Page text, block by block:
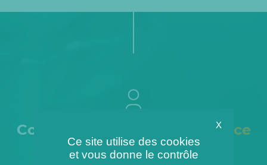
Connectez-vous à votre
espace
client
X
Ce site utilise des cookies
et vous donne le contrôle